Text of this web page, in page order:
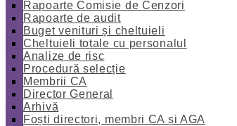
Rapoarte Comisie de Cenzori
Rapoarte de audit
Buget venituri și cheltuieli
Cheltuieli totale cu personalul
Analize de risc
Procedură selecție
Membrii CA
Director General
Arhivă
Foști directori, membri CA și AGA